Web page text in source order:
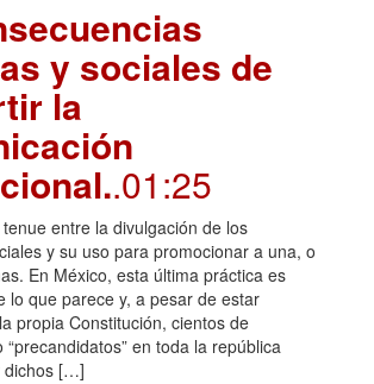
y sociales de
la
.01:25
entre la divulgación de los
y su uso para promocionar a una, o
En México, esta última práctica es
lo que parece y, a pesar de estar
propia Constitución, cientos de
“precandidatos” en toda la república
dichos […]